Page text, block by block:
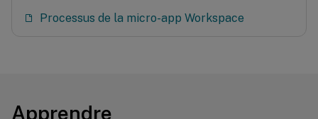
Processus de la micro-app Workspace
Apprendre